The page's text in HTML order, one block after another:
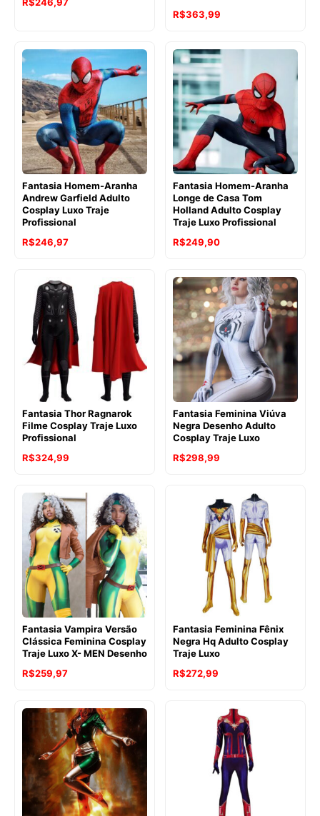
R$246,97
R$363,99
Fantasia Homem-Aranha
Andrew Garfield Adulto
Cosplay Luxo Traje
Profissional
R$246,97
Fantasia Homem-Aranha
Longe de Casa Tom
Holland Adulto Cosplay
Traje Luxo Profissional
R$249,90
Fantasia Thor Ragnarok
Filme Cosplay Traje Luxo
Profissional
R$324,99
Fantasia Feminina Viúva
Negra Desenho Adulto
Cosplay Traje Luxo
R$298,99
Fantasia Vampira Versão
Clássica Feminina Cosplay
Traje Luxo X- MEN Desenho
R$259,97
Fantasia Feminina Fênix
Negra Hq Adulto Cosplay
Traje Luxo
R$272,99